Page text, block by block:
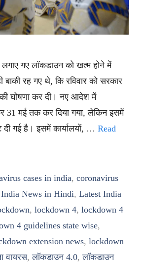
गए लॉकडाउन को खत्म होने में
रह गए थे, कि रविवार को सरकार
घोषणा कर दी। नए आदेश में
31 मई तक कर दिया गया, लेकिन इसमें
गई है। इसमें कार्यालयों, … Read
cases in india, coronavirus
India News in Hindi, Latest India
, lockdown 4, lockdown 4
4 guidelines state wise,
extension news, lockdown
वायरस,लॉकडाउन 4.0,लॉकडाउन